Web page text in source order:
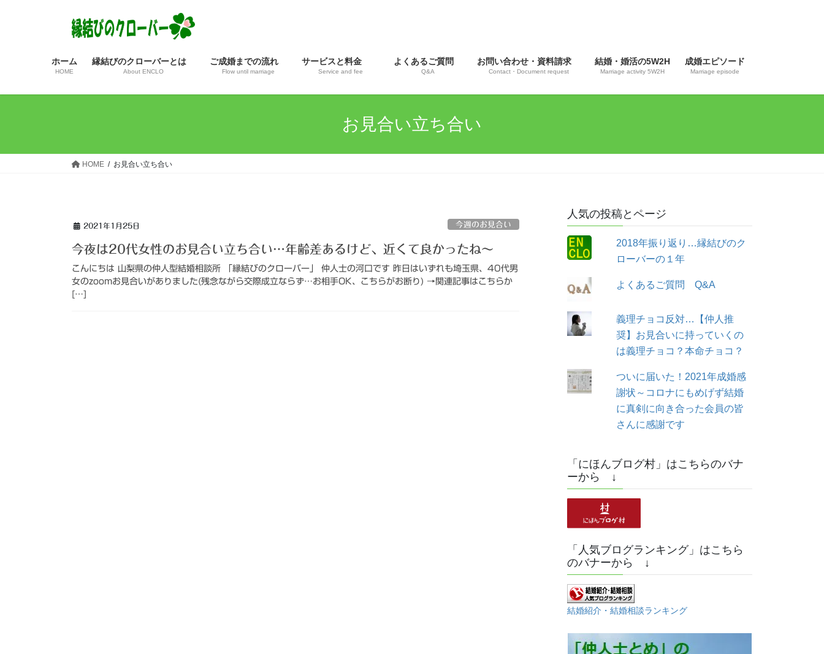
ス
ン
ホーム
HOME
縁結びのクローバーとは
About ENCLO
ご成婚までの流れ
Flow until marriage
サービスと料金
Service and fee
よくあるご質問
Q&A
お問い合わせ・資料請求
Contact・Document request
結婚・婚活の5W2H
Marriage activity 5W2H
成婚エピソード
Marriage episode
お見合い立ち合い
HOME お見合い立ち合い
2021年1月25日 今週のお見合い
今夜は20代女性のお見合い立ち合い…年齢差あるけど、近くて良かったね～
こんにちは 山梨県の仲人型結婚相談所 「縁結びのクローバー」 仲人士の河口です 昨日はいずれも埼玉県、40代男
女のzoomお見合いがありました(残念ながら交際成立ならず…お相手OK、こちらがお断り) →関連記事はこちらか
[…]
人気の投稿とページ
2018年振り返り…縁結びのク
ローバーの１年
よくあるご質問 Q&A
義理チョコ反対…【仲人推
奨】お見合いに持っていくの
は義理チョコ？本命チョコ？
ついに届いた！2021年成婚感
謝状～コロナにもめげず結婚
に真剣に向き合った会員の皆
さんに感謝です
「にほんブログ村」はこちらのバナ
ーから ↓
「人気ブログランキング」はこちら
のバナーから ↓
結婚紹介・結婚相談ランキング